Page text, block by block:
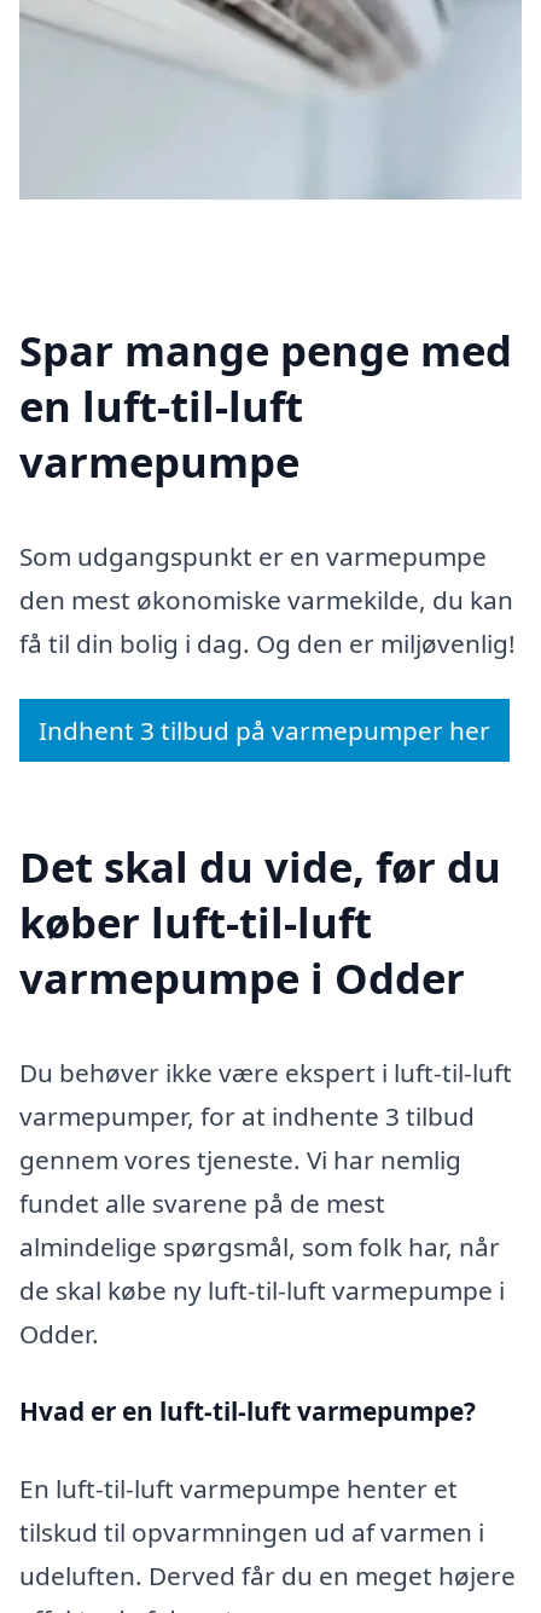
Spar mange penge med
en luft-til-luft
varmepumpe
Som udgangspunkt er en varmepumpe
den mest økonomiske varmekilde, du kan
få til din bolig i dag. Og den er miljøvenlig!
Indhent 3 tilbud på varmepumper her
Det skal du vide, før du
køber luft-til-luft
varmepumpe i Odder
Du behøver ikke være ekspert i luft-til-luft
varmepumper, for at indhente 3 tilbud
gennem vores tjeneste. Vi har nemlig
fundet alle svarene på de mest
almindelige spørgsmål, som folk har, når
de skal købe ny luft-til-luft varmepumpe i
Odder.
Hvad er en luft-til-luft varmepumpe?
En luft-til-luft varmepumpe henter et
tilskud til opvarmningen ud af varmen i
udeluften. Derved får du en meget højere